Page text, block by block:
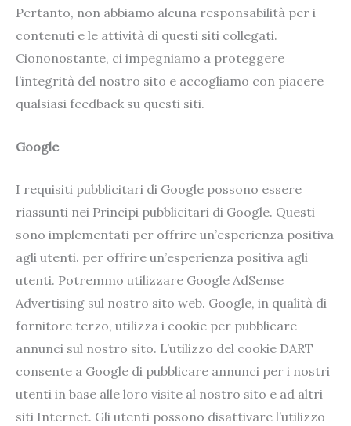
Pertanto, non abbiamo alcuna responsabilità per i
contenuti e le attività di questi siti collegati.
Ciononostante, ci impegniamo a proteggere
l’integrità del nostro sito e accogliamo con piacere
qualsiasi feedback su questi siti.
Google
I requisiti pubblicitari di Google possono essere
riassunti nei Principi pubblicitari di Google. Questi
sono implementati per offrire un’esperienza positiva
agli utenti. per offrire un’esperienza positiva agli
utenti. Potremmo utilizzare Google AdSense
Advertising sul nostro sito web. Google, in qualità di
fornitore terzo, utilizza i cookie per pubblicare
annunci sul nostro sito. L’utilizzo del cookie DART
consente a Google di pubblicare annunci per i nostri
utenti in base alle loro visite al nostro sito e ad altri
siti Internet. Gli utenti possono disattivare l’utilizzo